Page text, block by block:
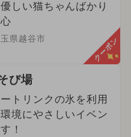
しい猫ちゃんばかり
県越谷市 クーポン
び場
トリンクの氷を利用
境にやさしいイベン
！